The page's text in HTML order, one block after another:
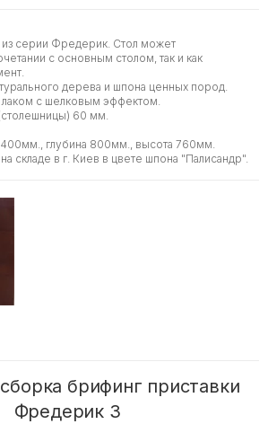
серии Фредерик. Стол может
с основным столом, так и как
дерева и шпона ценных пород.
с шелковым эффектом.
60 мм.
глубина 800мм., высота 760мм.
складе в г. Киев в цвете шпона "Палисандр".
брифинг приставки
Фредерик 3